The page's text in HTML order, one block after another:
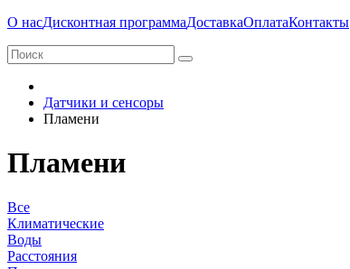
О насДисконтная программаДоставкаОплатаКонтакты
Датчики и сенсоры
Пламени
Пламени
Все
Климатические
Воды
Расстояния